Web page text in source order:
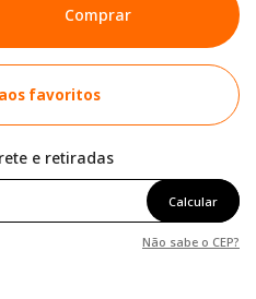
Comprar
favoritos
e retiradas
Calcular
Não sabe o CEP?